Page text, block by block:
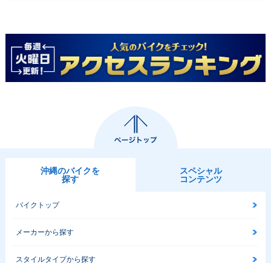
沖縄のバイクを
探す
スペシャル
コンテンツ
バイクトップ
メーカーから探す
スタイルタイプから探す